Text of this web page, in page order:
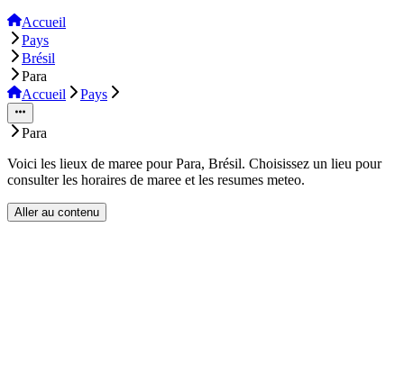
Accueil
Pays
Brésil
Para
Accueil
Pays
Para
Voici les lieux de maree pour Para, Brésil. Choisissez un lieu pour
consulter les horaires de maree et les resumes meteo.
Aller au contenu